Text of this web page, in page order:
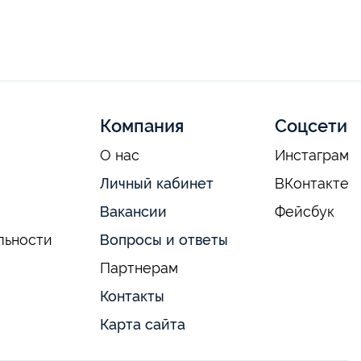
Компания
О нас
Личный кабинет
Вакансии
Вопросы и ответы
Партнерам
Контакты
Карта сайта
Соцсети
Инстаграм
ВКонтакте
Фейсбук